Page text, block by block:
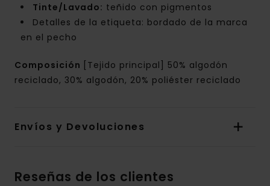
Tinte/Lavado: teñido con pigmentos
Detalles de la etiqueta: bordado de la marca
en el pecho
Composición [Tejido principal] 50% algodón
reciclado, 30% algodón, 20% poliéster reciclado
Envíos y Devoluciones
Reseñas de los clientes